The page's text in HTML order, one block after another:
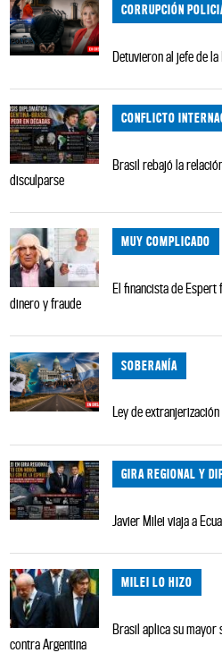
CORRUPCIÓN
Detuvieron al jefe de
CONFLICTO
Brasil rebajó la
disculparse
MUY COMPLICADO
El financista de
dinero y fraude
SOBERANÍA
Ley de
GIRA REGIONAL Y
Javier Milei viaja a
MILEI LO HIZO
Brasil aplica su mayor
contra Argentina